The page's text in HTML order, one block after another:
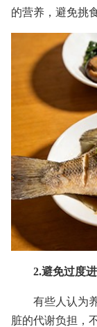
的营养，避免挑
2.避免过度
有些人认为
脏的代谢负担，